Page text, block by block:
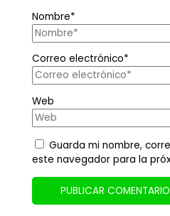
Nombre*
Correo electrónico*
Web
Guarda mi nombre,
este navegador para la